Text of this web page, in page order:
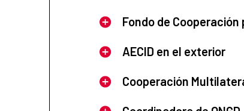
Fondo de
AECID en el exterior
Cooperación